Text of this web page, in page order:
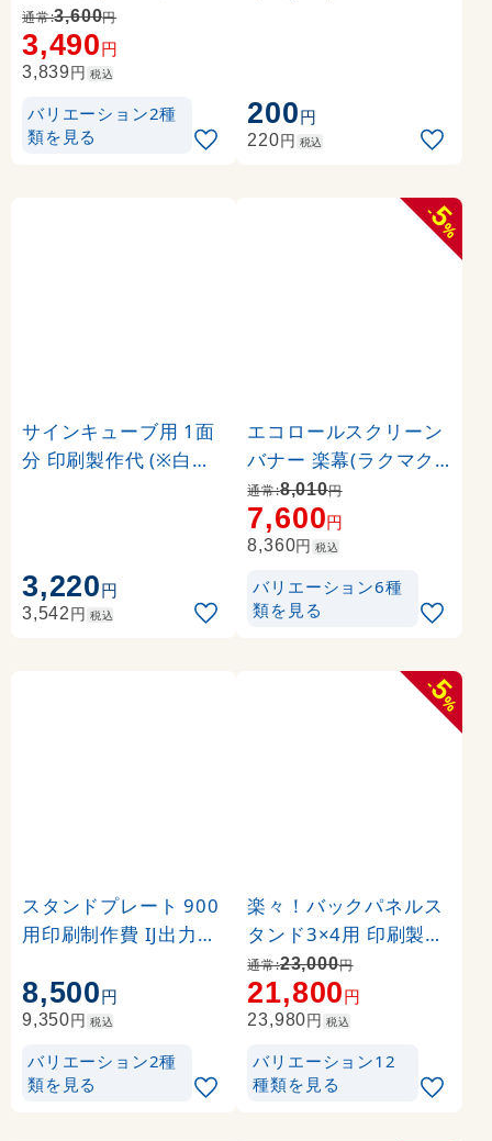
イプ カラー:シルバー (
36024-2S)
通常:3,600円
3,490円
3,839円 税込
バリエーション2種
類を見る
200円
220円 税込
サインキューブ用 1面
分 印刷製作代 (※白無
3,220円
3,542円 税込
-
5
%
エコロールスクリーン
バナー 楽幕(ラクマク)
用 印刷製作代＋取付費
込み (※本体別売) 材質:
マット合成紙+片面ラ
ミネート【マット調】(
W850xH2110)
通常:8,010円
7,600円
8,360円 税込
バリエーション6種
類を見る
スタンドプレート 900
用印刷制作費 IJ出力＋
工込 【両面印刷】 ※看
板本体別売
8,500円
9,350円 税込
バリエーション2種
類を見る
-
5
%
楽々！バックパネルス
タンド3×4用 印刷製作
代 (※本体別売) トロマ
ット(2枚つなぎ) 正面
のみ 本体同時購入用 (
通常:23,000円
21,800円
23,980円 税込
バリエーション12
種類を見る